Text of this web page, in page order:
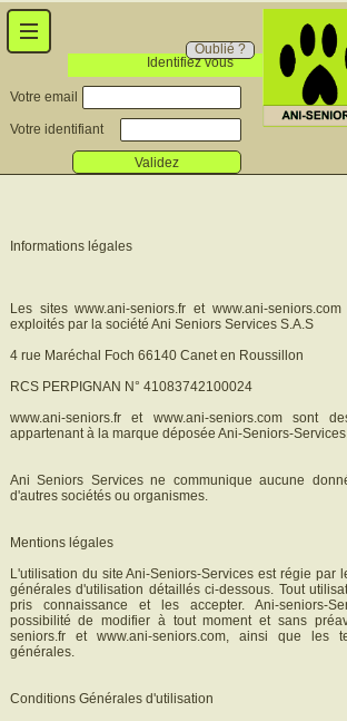
Identifiez vous
Oublié ?
Votre email
Votre identifiant
Validez
Informations légales
Les sites www.ani-seniors.fr et www.ani-
exploités par la société Ani Seniors Services S.A.S
4 rue Maréchal Foch 66140 Canet en Roussillon
RCS PERPIGNAN N° 41083742100024
www.ani-seniors.fr et www.ani-seniors.com sont
appartenant à la marque déposée Ani-Seniors-
Ani Seniors Services ne communique aucune
d'autres sociétés ou organismes.
Mentions légales
L'utilisation du site Ani-Seniors-Services est régie par
générales d'utilisation détaillés ci-dessous. Tout
pris connaissance et les accepter. Ani-seniors-
possibilité de modifier à tout moment et sans
seniors.fr et www.ani-seniors.com, ainsi que les
générales.
Conditions Générales d'utilisation